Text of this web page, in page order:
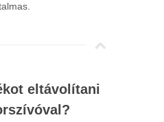
eltávolítani